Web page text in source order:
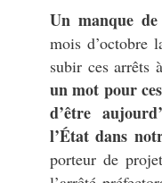
Un manque de
mois d’octobre
subir ces arrêts
un mot pour
d’être
l’État dans
porteur de